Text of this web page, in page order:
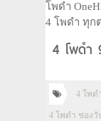
โพดำ
4 โพดำ ทุก
4 โพดำ
4 โพด
4 โพดำ ช่องวั